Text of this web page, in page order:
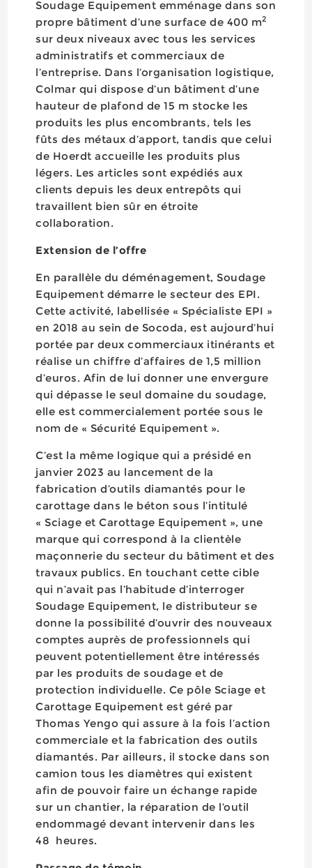
Soudage Equipement emménage dans son
propre bâtiment d’une surface de 400 m2
sur deux niveaux avec tous les services
administratifs et commerciaux de
l’entreprise. Dans l’organisation logistique,
Colmar qui dispose d’un bâtiment d’une
hauteur de plafond de 15 m stocke les
produits les plus encombrants, tels les
fûts des métaux d’apport, tandis que celui
de Hoerdt accueille les produits plus
légers. Les articles sont expédiés aux
clients depuis les deux entrepôts qui
travaillent bien sûr en étroite
collaboration.
Extension de l’offre
En parallèle du déménagement, Soudage
Equipement démarre le secteur des EPI.
Cette activité, labellisée « Spécialiste EPI »
en 2018 au sein de Socoda, est aujourd’hui
portée par deux commerciaux itinérants et
réalise un chiffre d’affaires de 1,5 million
d’euros. Afin de lui donner une envergure
qui dépasse le seul domaine du soudage,
elle est commercialement portée sous le
nom de « Sécurité Equipement ».
C’est la même logique qui a présidé en
janvier 2023 au lancement de la
fabrication d’outils diamantés pour le
carottage dans le béton sous l’intitulé
« Sciage et Carottage Equipement », une
marque qui correspond à la clientèle
maçonnerie du secteur du bâtiment et des
travaux publics. En touchant cette cible
qui n’avait pas l’habitude d’interroger
Soudage Equipement, le distributeur se
donne la possibilité d’ouvrir des nouveaux
comptes auprès de professionnels qui
peuvent potentiellement être intéressés
par les produits de soudage et de
protection individuelle. Ce pôle Sciage et
Carottage Equipement est géré par
Thomas Yengo qui assure à la fois l’action
commerciale et la fabrication des outils
diamantés. Par ailleurs, il stocke dans son
camion tous les diamètres qui existent
afin de pouvoir faire un échange rapide
sur un chantier, la réparation de l’outil
endommagé devant intervenir dans les
48 heures.